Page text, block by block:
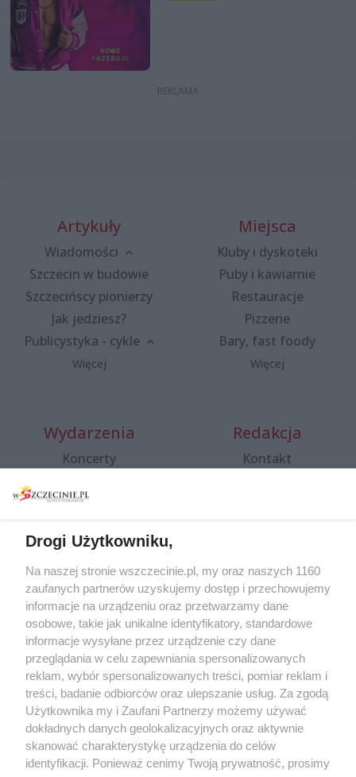
Artykuły
Wiadomości
Szczecin w budowie
Szczecińscy pionierzy
Jak jedziesz?
Publicystyka - cykle
Więcej
Miejsca
Kluby i dyskoteki
Puby i kawiarnie
Restauracje
Pizzerie
Bary, fast foody
Więcej
Wydarzenia
Koncerty
Spacery i oprowadzania
targi
Wernisaże
Więcej
Redakcja
Kontakt
Specjalny koncert z okazji
20. urodzin portalu
wSzczecinie.pl
Regulamin konkursów
śniadaniówka "Hej
Szczecin! Jest piątek!"
Partnerzy
Praca Szczecin
Drogi Użytkowniku,
Na naszej stronie wszczecinie.pl, my oraz naszych 1160
zaufanych partnerów uzyskujemy dostęp i przechowujemy
informacje na urządzeniu oraz przetwarzamy dane
osobowe, takie jak unikalne identyfikatory, standardowe
informacje wysyłane przez urządzenie czy dane
przeglądania w celu zapewniania spersonalizowanych
reklam, wybór spersonalizowanych treści, pomiar reklam i
treści, badanie odbiorców oraz ulepszanie usług. Za zgodą
Użytkownika my i Zaufani Partnerzy możemy używać
dokładnych danych geolokalizacyjnych oraz aktywnie
skanować charakterystykę urządzenia do celów
identyfikacji. Ponieważ cenimy Twoją prywatność, prosimy